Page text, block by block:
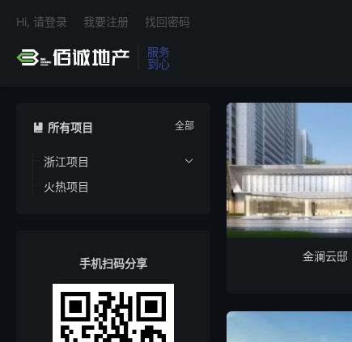
服务
到心
Hi, 请登录 我要注册 找回密码
全部
 所有项目
浙江项目 
火热项目
手机扫码分享
金澜云邸